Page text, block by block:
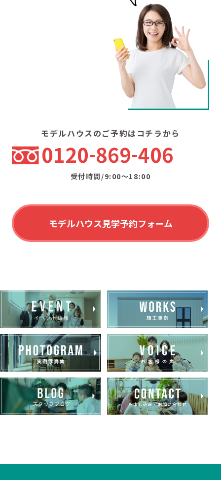
モデルハウスのご予約はコチラから
0120 869 406
受付時間/9:00〜18:00
モデルハウス見学予約フォーム